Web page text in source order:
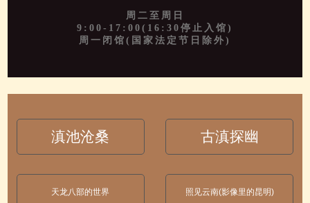
周二至周日
9:00-17:00(16:30停止入馆)
周一闭馆(国家法定节日除外)
滇池沧桑 古滇探幽
天龙八部的世界 照见云南(影像里的昆明)